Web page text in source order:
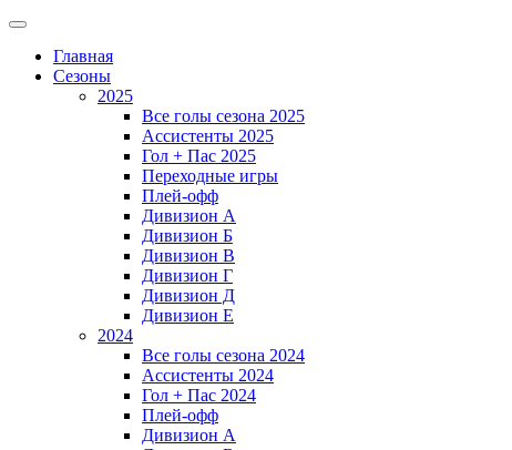
Главная
Сезоны
2025
Все голы сезона 2025
Ассистенты 2025
Гол + Пас 2025
Переходные игры
Плей-офф
Дивизион A
Дивизион Б
Дивизион В
Дивизион Г
Дивизион Д
Дивизион Е
2024
Все голы сезона 2024
Ассистенты 2024
Гол + Пас 2024
Плей-офф
Дивизион A